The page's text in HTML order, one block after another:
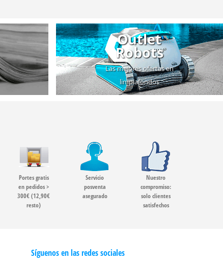
Outlet
Robots
Las mejores ofertas en
limpiafondos
Portes gratis
en pedidos >
300€ (12,90€
resto)
Servicio
posventa
asegurado
Nuestro
compromiso:
solo clientes
satisfechos
Síguenos en las redes sociales